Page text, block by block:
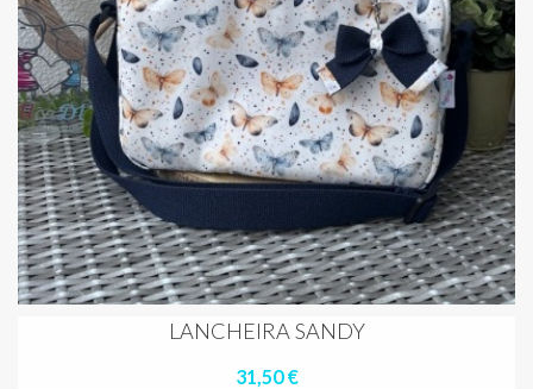
LANCHEIRA SANDY
31,50 €